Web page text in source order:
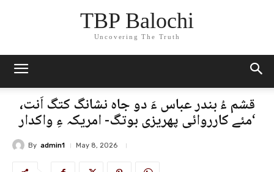
TBP Balochi
Uncovering The Truth
قشم ءُ بندر عباس ءَ دو جاہ نشانگ کتگ اَنت،
‘مئے کارروائی پھریزی بوتگ- امریکہ ءِ واکدار
By admin1 May 8, 2026